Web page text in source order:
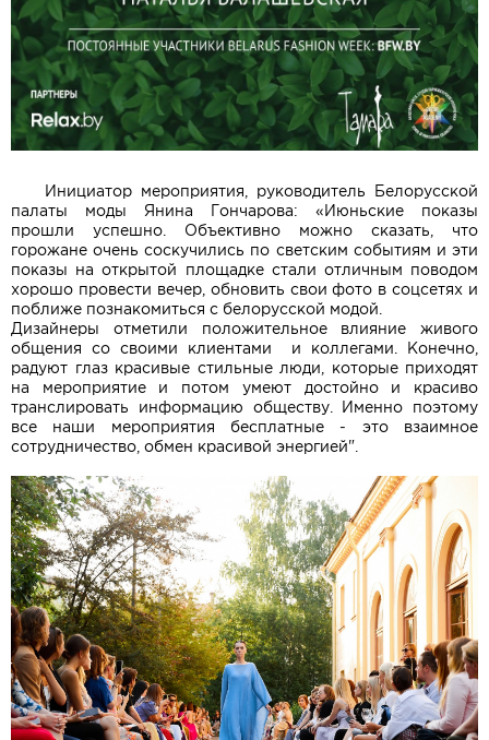
Инициатор мероприятия, руководитель Белорусской
палаты моды Янина Гончарова: «Июньские показы
прошли успешно. Объективно можно сказать, что
горожане очень соскучились по светским событиям и эти
показы на открытой площадке стали отличным поводом
хорошо провести вечер, обновить свои фото в соцсетях и
поближе познакомиться с белорусской модой.
Дизайнеры отметили положительное влияние живого
общения со своими клиентами и коллегами. Конечно,
радуют глаз красивые стильные люди, которые приходят
на мероприятие и потом умеют достойно и красиво
транслировать информацию обществу. Именно поэтому
все наши мероприятия бесплатные - это взаимное
сотрудничество, обмен красивой энергией".